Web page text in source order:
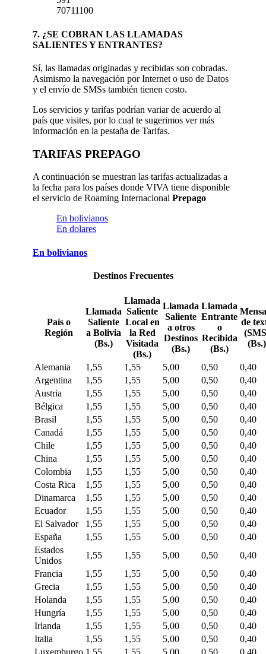
70711100
7. ¿SE COBRAN LAS LLAMADAS
SALIENTES Y ENTRANTES?
Sí, las llamadas originadas y recibidas son cobradas.
Asimismo la navegación por Internet o uso de Datos
y el envío de SMSs también tienen costo.
Los servicios y tarifas podrían variar de acuerdo al
país que visites, por lo cual te sugerimos ver más
información en la pestaña de Tarifas.
TARIFAS PREPAGO
A continuación se muestran las tarifas actualizadas a
la fecha para los países donde VIVA tiene disponible
el servicio de Roaming InternacionalPrepago
En bolivianos
En dolares
En bolivianos
Destinos Frecuentes
País o
Región
Llamada
Saliente
a Bolivia
(Bs.)
Llamada
Saliente
Local en
la Red
Visitada
(Bs.)
Llamada
Saliente
a otros
Destinos
(Bs.)
Llamada
Entrante
o
Recibida
(Bs.)
de
(Bs.)
Alemania 1,55 1,55 5,00 0,50
0,40
Argentina
1,55 1,55 5,00 0,50
0,40
Austria
1,55 1,55 5,00 0,50
0,40
Bélgica
1,55 1,55 5,00 0,50
0,40
Brasil
1,55 1,55 5,00 0,50
0,40
Canadá
1,55 1,55 5,00 0,50
0,40
Chile
1,55 1,55 5,00 0,50
0,40
China
1,55 1,55 5,00 0,50
0,40
Colombia
1,55 1,55 5,00 0,50
0,40
Costa Rica
1,55 1,55 5,00 0,50
0,40
Dinamarca
1,55 1,55 5,00 0,50
0,40
Ecuador
1,55 1,55 5,00 0,50
0,40
El Salvador
1,55 1,55 5,00 0,50
0,40
España
1,55 1,55 5,00 0,50
0,40
Estados
Unidos
1,55 1,55 5,00 0,50
0,40
Francia
1,55 1,55 5,00 0,50
0,40
Grecia
1,55 1,55 5,00 0,50
0,40
Holanda
1,55 1,55 5,00 0,50
0,40
Hungría
1,55 1,55 5,00 0,50
0,40
Irlanda
1,55 1,55 5,00 0,50
0,40
Italia
1,55 1,55 5,00 0,50
0,40
Luxemburgo 1,55 1,55 5,00 0,50
0,40